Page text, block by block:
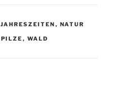
JAHRESZEITEN , NATUR
PILZE , WALD